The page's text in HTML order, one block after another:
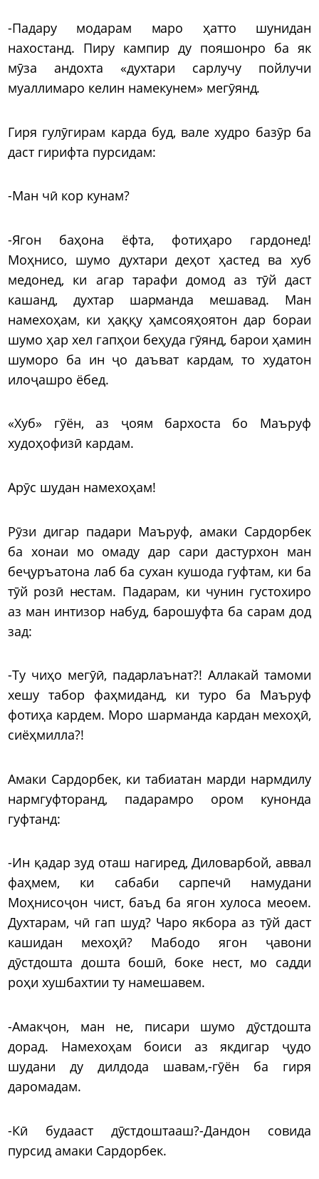
-Падару модарам маро ҳатто шунидан
нахостанд. Пиру кампир ду пояшонро ба як
мӯза андохта «духтари сарлучу пойлучи
муаллимаро келин намекунем» мегӯянд.
Гиря гулӯгирам карда буд, вале худро базӯр ба
даст гирифта пурсидам:
-Ман чӣ кор кунам?
-Ягон баҳона ёфта, фотиҳаро гардонед!
Моҳнисо, шумо духтари деҳот ҳастед ва хуб
медонед, ки агар тарафи домод аз тӯй даст
кашанд, духтар шарманда мешавад. Ман
намехоҳам, ки ҳаққу ҳамсояҳоятон дар бораи
шумо ҳар хел гапҳои беҳуда гӯянд, барои ҳамин
шуморо ба ин ҷо даъват кардам, то худатон
илоҷашро ёбед.
«Хуб» гӯён, аз ҷоям бархоста бо Маъруф
худоҳофизӣ кардам.
Арӯс шудан намехоҳам!
Рӯзи дигар падари Маъруф, амаки Сардорбек
ба хонаи мо омаду дар сари дастурхон ман
беҷуръатона лаб ба сухан кушода гуфтам, ки ба
тӯй розӣ нестам. Падарам, ки чунин густохиро
аз ман интизор набуд, барошуфта ба сарам дод
зад:
-Ту чиҳо мегӯӣ, падарлаънат?! Аллакай тамоми
хешу табор фаҳмиданд, ки туро ба Маъруф
фотиҳа кардем. Моро шарманда кардан мехоҳӣ,
сиёҳмилла?!
Амаки Сардорбек, ки табиатан марди нармдилу
нармгуфторанд, падарамро ором кунонда
гуфтанд:
-Ин қадар зуд оташ нагиред, Диловарбой, аввал
фаҳмем, ки сабаби сарпечӣ намудани
Моҳнисоҷон чист, баъд ба ягон хулоса меоем.
Духтарам, чӣ гап шуд? Чаро якбора аз тӯй даст
кашидан мехоҳӣ? Мабодо ягон ҷавони
дӯстдошта дошта бошӣ, боке нест, мо садди
роҳи хушбахтии ту намешавем.
-Амакҷон, ман не, писари шумо дӯстдошта
дорад. Намехоҳам боиси аз якдигар ҷудо
шудани ду дилдода шавам,-гӯён ба гиря
даромадам.
-Кӣ будааст дӯстдоштааш?-Дандон совида
пурсид амаки Сардорбек.